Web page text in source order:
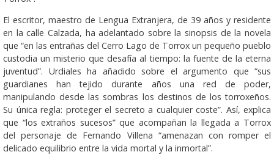
El escritor, maestro de Lengua Extranjera, de 39 años y residente
en la calle Calzada, ha adelantado sobre la sinopsis de la novela
que “en las entrañas del Cerro Lago de Torrox un pequeño pueblo
custodia un misterio que desafía al tiempo: la fuente de la eterna
juventud”. Urdiales ha añadido sobre el argumento que “sus
guardianes han tejido durante años una red de poder,
manipulando desde las sombras los destinos de los torroxeños.
Su única regla: proteger el secreto a cualquier coste”. Así, explica
que “los extraños sucesos” que acompañan la llegada a Torrox
del personaje de Fernando Villena “amenazan con romper el
delicado equilibrio entre la vida mortal y la inmortal”.